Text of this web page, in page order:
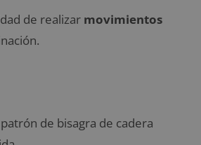
de realizar movimientos
de bisagra de cadera